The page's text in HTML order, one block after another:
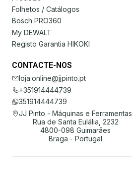
Folhetos / Catálogos
Bosch PRO360
My DEWALT
Registo Garantia HIKOKI
CONTACTE-NOS
loja.online@jjpinto.pt
+351914444739
351914444739
JJ Pinto - Máquinas e Ferramentas
Rua de Santa Eulália, 2232
4800-098 Guimarães
Braga - Portugal